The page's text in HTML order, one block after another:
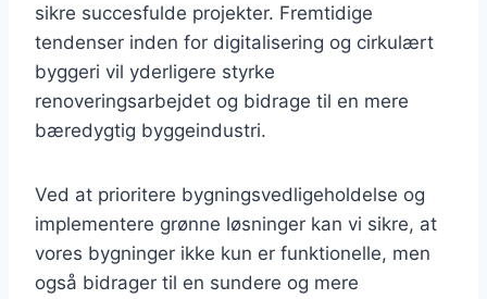
sikre succesfulde projekter. Fremtidige
tendenser inden for digitalisering og cirkulært
byggeri vil yderligere styrke
renoveringsarbejdet og bidrage til en mere
bæredygtig byggeindustri.
Ved at prioritere bygningsvedligeholdelse og
implementere grønne løsninger kan vi sikre, at
vores bygninger ikke kun er funktionelle, men
også bidrager til en sundere og mere